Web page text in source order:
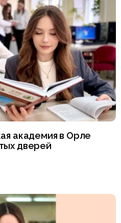
академия в Орле
дверей